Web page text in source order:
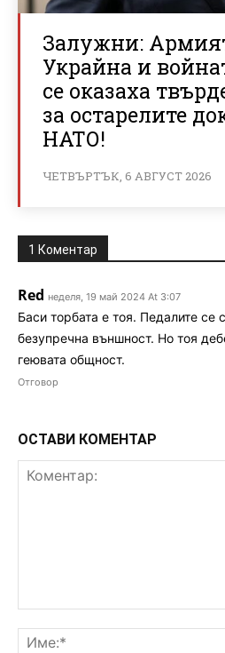
Залужни:
Украйна и
се оказаха
за остарелите
НАТО!
ЧЕТВЪРТЪК, 6 АВГУСТ 2026
1 Коментар
Red неделя, 19 май 2024 At 3:07
Баси торбата е тоя. Педалите се
безупречна външност. Но тоя
геювата общност.
Отговор
ОСТАВИ КОМЕНТАР